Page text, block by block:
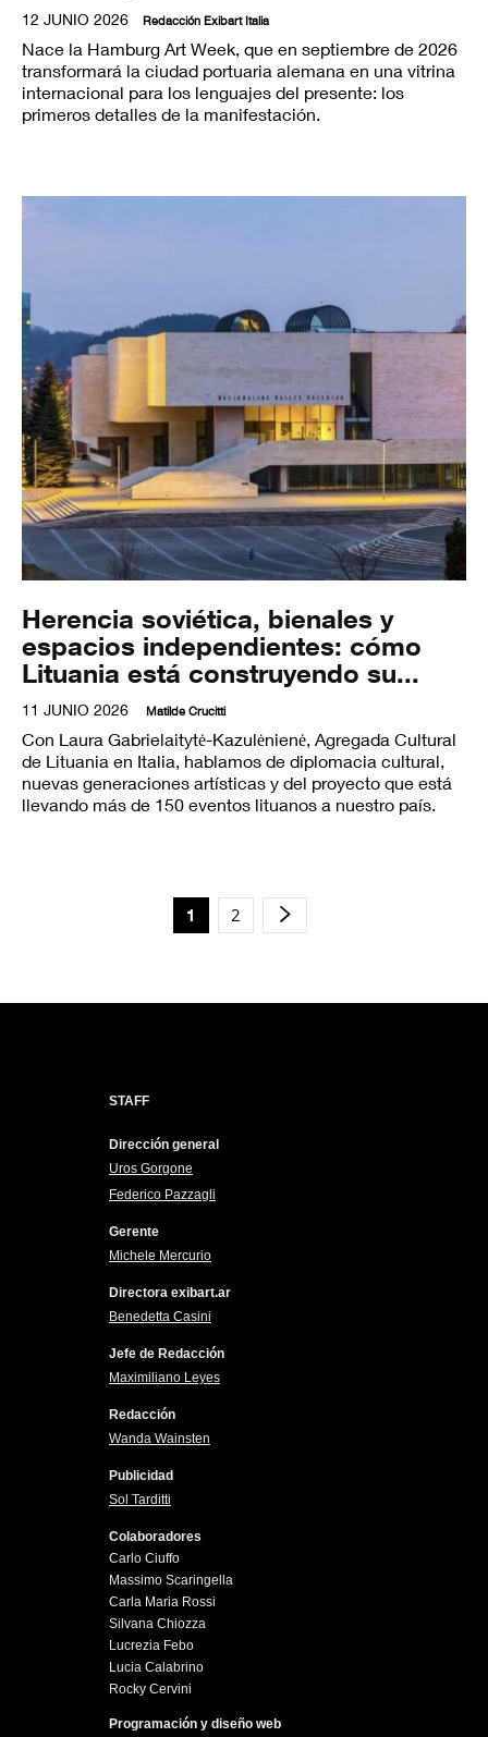
12 JUNIO 2026 Redacción Exibart Italia
Nace la Hamburg Art Week, que en septiembre de 2026
transformará la ciudad portuaria alemana en una vitrina
internacional para los lenguajes del presente: los
primeros detalles de la manifestación.
Herencia soviética, bienales y
espacios independientes: cómo
Lituania está construyendo su...
11 JUNIO 2026 Matilde Crucitti
Con Laura Gabrielaitytė-Kazulėnienė, Agregada Cultural
de Lituania en Italia, hablamos de diplomacia cultural,
nuevas generaciones artísticas y del proyecto que está
llevando más de 150 eventos lituanos a nuestro país.
1 2
STAFF
Dirección general
Uros Gorgone
Federico Pazzagli
Gerente
Michele Mercurio
Directora exibart.ar
Benedetta Casini
Jefe de Redacción
Maximiliano Leyes
Redacción
Wanda Wainsten
Publicidad
Sol Tarditti
Colaboradores
Carlo Ciuffo
Massimo Scaringella
Carla Maria Rossi
Silvana Chiozza
Lucrezia Febo
Lucia Calabrino
Rocky Cervini
Programación y diseño web